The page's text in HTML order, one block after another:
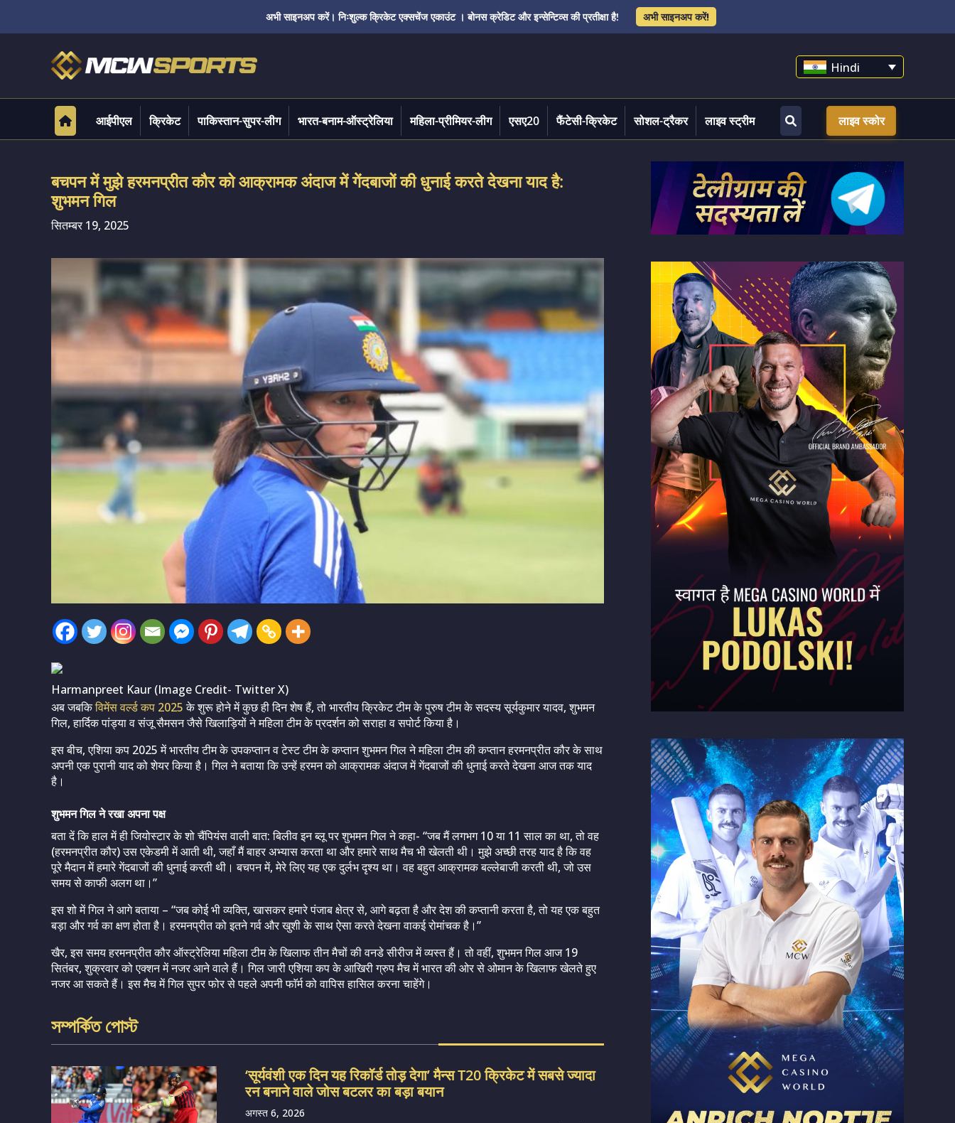
अभी साइनअप करें। निःशुल्क क्रिकेट एक्सचेंज एकाउंट । बोनस क्रेडिट और इन्सेन्टिव्स की प्रतीक्षा है! अभी साइनअप करें!
Hindi
आईपीएल क्रिकेट पाकिस्तान-सुपर-लीग भारत-बनाम-ऑस्ट्रेलिया महिला-प्रीमियर-लीग एसए20 फैंटेसी-क्रिकेट सोशल-ट्रैकर लाइव स्ट्रीम लाइव स्कोर
बचपन में मुझे हरमनप्रीत कौर को आक्रामक अंदाज में गेंदबाजों की धुनाई करते देखना याद है:
शुभमन गिल
सितम्बर 19, 2025
Harmanpreet Kaur (Image Credit- Twitter X)
अब जबकिविमेंस वर्ल्ड कप 2025के शुरू होने में कुछ ही दिन शेष हैं, तो भारतीय क्रिकेट टीम के पुरुष टीम के सदस्य सूर्यकुमार यादव, शुभमन
गिल, हार्दिक पांड्या व संजू सैमसन जैसे खिलाड़ियों ने महिला टीम के प्रदर्शन को सराहा व सपोर्ट किया है।
इस बीच, एशिया कप 2025 में भारतीय टीम के उपकप्तान व टेस्ट टीम के कप्तान शुभमन गिल ने महिला टीम की कप्तान हरमनप्रीत कौर के साथ
अपनी एक पुरानी याद को शेयर किया है। गिल ने बताया कि उन्हें हरमन को आक्रामक अंदाज में गेंदबाजों की धुनाई करते देखना आज तक याद
है।
शुभमन गिल ने रखा अपना पक्ष
बता दें कि हाल में ही जियोस्टार के शो चैंपियंस वाली बात: बिलीव इन ब्लू पर शुभमन गिल ने कहा- “जब मैं लगभग 10 या 11 साल का था, तो वह
(हरमनप्रीत कौर) उस एकेडमी में आती थी, जहाँ मैं बाहर अभ्यास करता था और हमारे साथ मैच भी खेलती थी। मुझे अच्छी तरह याद है कि वह
पूरे मैदान में हमारे गेंदबाजों की धुनाई करती थी। बचपन में, मेरे लिए यह एक दुर्लभ दृश्य था। वह बहुत आक्रामक बल्लेबाजी करती थी, जो उस
समय से काफी अलग था।”
इस शो में गिल ने आगे बताया – “जब कोई भी व्यक्ति, खासकर हमारे पंजाब क्षेत्र से, आगे बढ़ता है और देश की कप्तानी करता है, तो यह एक बहुत
बड़ा और गर्व का क्षण होता है। हरमनप्रीत को इतने गर्व और खुशी के साथ ऐसा करते देखना वाकई रोमांचक है।”
खैर, इस समय हरमनप्रीत कौर ऑस्ट्रेलिया महिला टीम के खिलाफ तीन मैचों की वनडे सीरीज में व्यस्त हैं। तो वहीं, शुभमन गिल आज 19
सितंबर, शुक्रवार को एक्शन में नजर आने वाले हैं। गिल जारी एशिया कप के आखिरी ग्रुप मैच में भारत की ओर से ओमान के खिलाफ खेलते हुए
नजर आ सकते हैं। इस मैच में गिल सुपर फोर से पहले अपनी फाॅर्म को वापिस हासिल करना चाहेंगे।
সম্পর্কিত পোস্ট
‘सूर्यवंशी एक दिन यह रिकॉर्ड तोड़ देगा’ मैन्स T20 क्रिकेट में सबसे ज्यादा
रन बनाने वाले जोस बटलर का बड़ा बयान
अगस्त 6, 2026